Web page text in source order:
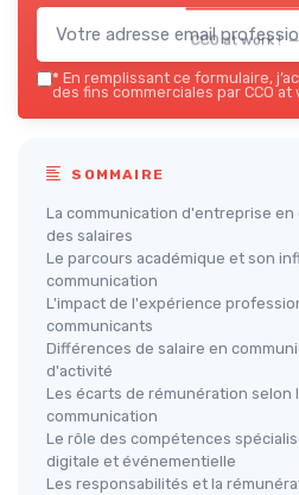
CCO at work ! —
* En remplissant ce formulaire,
des fins commerciales par CCO at
SOMMAIRE
La communication d'entreprise
des salaires
Le parcours académique et son
communication
L'impact de l'expérience
communicants
Différences de salaire en
d'activité
Les écarts de rémunération selon
communication
Le rôle des compétences
digitale et événementielle
Les responsabilités et la